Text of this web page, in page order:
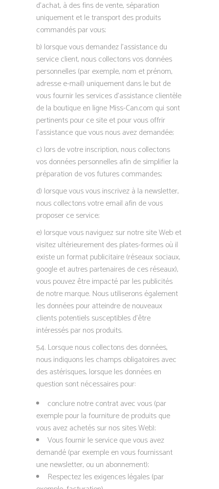
d’achat, à des fins de vente, séparation
uniquement et le transport des produits
commandés par vous;
b) lorsque vous demandez l’assistance du
service client, nous collectons vos données
personnelles (par exemple, nom et prénom,
adresse e-mail) uniquement dans le but de
vous fournir les services d’assistance clientèle
de la boutique en ligne Miss-Can.com qui sont
pertinents pour ce site et pour vous offrir
l’assistance que vous nous avez demandée;
c) lors de votre inscription, nous collectons
vos données personnelles afin de simplifier la
préparation de vos futures commandes;
d) lorsque vous vous inscrivez à la newsletter,
nous collectons votre email afin de vous
proposer ce service;
e) lorsque vous naviguez sur notre site Web et
visitez ultérieurement des plates-formes où il
existe un format publicitaire (réseaux sociaux,
google et autres partenaires de ces réseaux),
vous pouvez être impacté par les publicités
de notre marque. Nous utiliserons également
les données pour atteindre de nouveaux
clients potentiels susceptibles d’être
intéressés par nos produits.
5.4. Lorsque nous collectons des données,
nous indiquons les champs obligatoires avec
des astérisques, lorsque les données en
question sont nécessaires pour:
conclure notre contrat avec vous (par
exemple pour la fourniture de produits que
vous avez achetés sur nos sites Web);
Vous fournir le service que vous avez
demandé (par exemple en vous fournissant
une newsletter, ou un abonnement);
Respectez les exigences légales (par